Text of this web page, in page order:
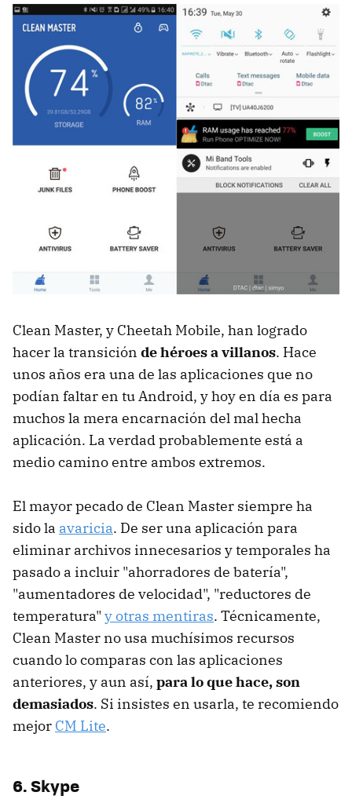
Clean Master, y Cheetah Mobile, han logrado
hacer la transición de héroes a villanos. Hace
unos años era una de las aplicaciones que no
podían faltar en tu Android, y hoy en día es para
muchos la mera encarnación del mal hecha
aplicación. La verdad probablemente está a
medio camino entre ambos extremos.
El mayor pecado de Clean Master siempre ha
sido la avaricia. De ser una aplicación para
eliminar archivos innecesarios y temporales ha
pasado a incluir "ahorradores de batería",
"aumentadores de velocidad", "reductores de
temperatura" y otras mentiras. Técnicamente,
Clean Master no usa muchísimos recursos
cuando lo comparas con las aplicaciones
anteriores, y aun así, para lo que hace, son
demasiados. Si insistes en usarla, te recomiendo
mejor CM Lite.
6. Skype